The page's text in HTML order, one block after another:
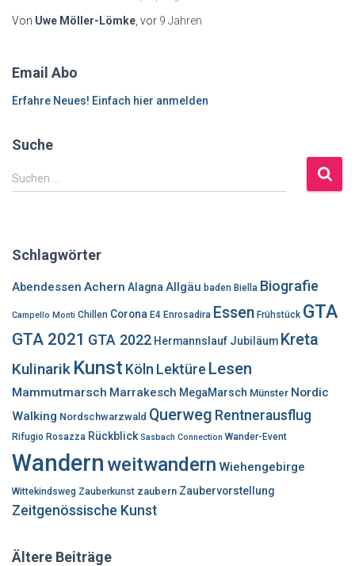
Von Uwe Möller-Lömke , vor 9 Jahren
Email Abo
Erfahre Neues! Einfach hier anmelden
Suche
S
u
n
a
c
:
Suchen …
Schlagwörter
Abendessen Achern Alagna Allgäu baden Biella Biografie
Campello Monti Chillen Corona E4 Enrosadira Essen Frühstück GTA
GTA 2021 GTA 2022 Hermannslauf Jubiläum Kreta
Kulinarik Kunst Köln LektüreLesen
Mammutmarsch Marrakesch MegaMarsch Münster Nordic
Walking Nordschwarzwald Querweg Rentnerausflug
Rifugio Rosazza Rückblick Sasbach Connection Wander-Event
Wandern weitwandern Wiehengebirge
Wittekindsweg Zauberkunst zaubern Zaubervorstellung
Zeitgenössische Kunst
Ältere Beiträge